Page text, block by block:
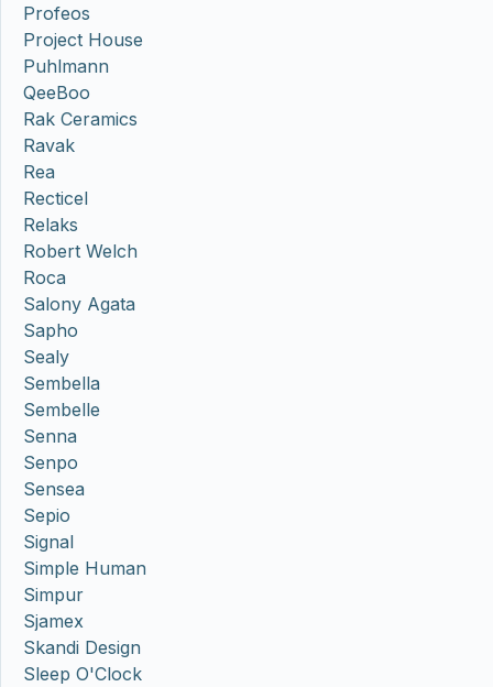
Profeos
Project House
Puhlmann
QeeBoo
Rak Ceramics
Ravak
Rea
Recticel
Relaks
Robert Welch
Roca
Salony Agata
Sapho
Sealy
Sembella
Sembelle
Senna
Senpo
Sensea
Sepio
Signal
Simple Human
Simpur
Sjamex
Skandi Design
Sleep O'Clock